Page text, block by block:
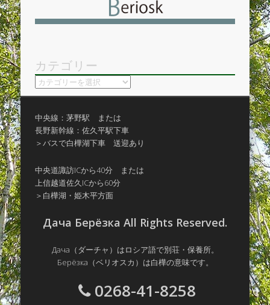
カテゴリー
カ
テ
リ
ー
中央線：茅野駅 または
長野新幹線：佐久平駅下車
＞バスで白樺湖下車 送迎あり
中央道諏訪ICから40分 または
上信越道佐久ICから60分
＞白樺湖・姫木平方面
Дача Берёзка All Rights Reserved.
Дача（ダーチャ）はロシア語で別荘・保養所。
Берёзка（ベリオスカ）は白樺の意味です。
0268-41-8258